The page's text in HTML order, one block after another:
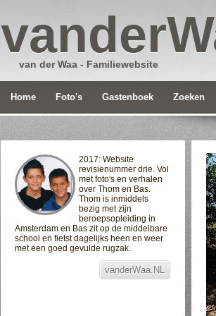
2017: Website
revisienummer drie. Vol
met foto's en verhalen
over Thom en Bas.
Thom is inmiddels
bezig met zijn
beroepsopleiding in
Amsterdam en Bas zit op de middelbare
school en fietst dagelijks heen en weer
met een goed gevulde rugzak.
vanderWaa.NL
van der Waa - Familiewebsite
Home Foto's Gastenboek Zoeken